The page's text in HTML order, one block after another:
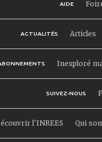
AIDE
ACTUALITÉS Articles
Inexploré
SUIVEZ-NOUS
l'INREES Qui